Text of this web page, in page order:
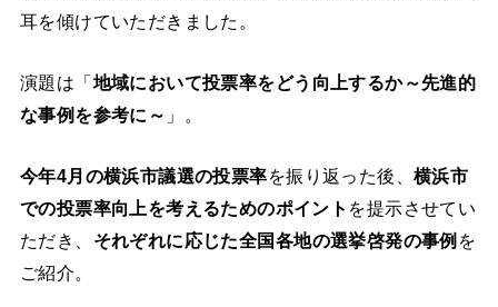
耳を傾けていただきました。
演題は「地域において投票率をどう向上するか～先進的
な事例を参考に～ 」。
今年4月の横浜市議選の投票率を振り返った後、 横浜市
での投票率向上を考えるためのポイント を提示させてい
ただき、 それぞれに応じた全国各地の選挙啓発の事例 を
ご紹介。